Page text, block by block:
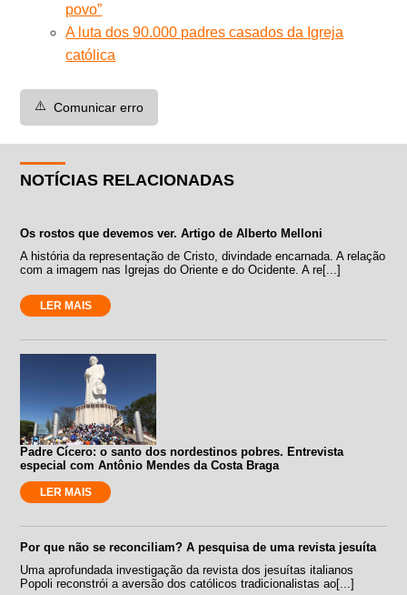
povo”
A luta dos 90.000 padres casados da Igreja
católica
⚠️ Comunicar erro
NOTÍCIAS RELACIONADAS
Os rostos que devemos ver. Artigo de Alberto Melloni
A história da representação de Cristo, divindade encarnada. A relação
com a imagem nas Igrejas do Oriente e do Ocidente. A re[...]
LER MAIS
Padre Cícero: o santo dos nordestinos pobres. Entrevista
especial com Antônio Mendes da Costa Braga
LER MAIS
Por que não se reconciliam? A pesquisa de uma revista jesuíta
Uma aprofundada investigação da revista dos jesuítas italianos
Popoli reconstrói a aversão dos católicos tradicionalistas ao[...]